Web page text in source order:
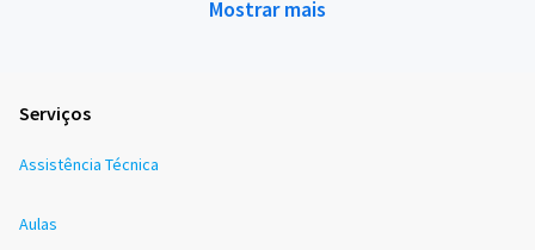
Mostrar mais
Serviços
Assistência Técnica
Aulas